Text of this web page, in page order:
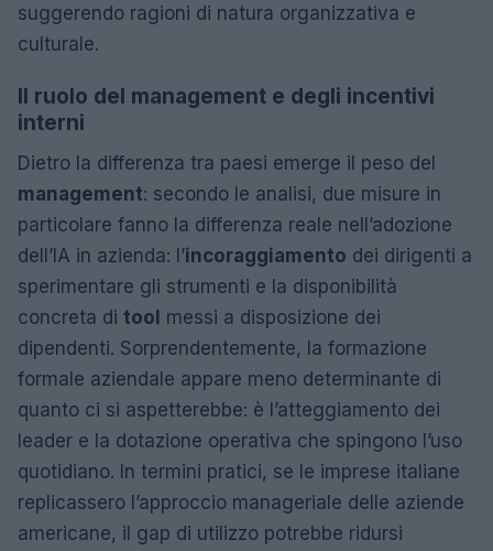
suggerendo ragioni di natura organizzativa e
culturale.
Il ruolo del management e degli incentivi
interni
Dietro la differenza tra paesi emerge il peso del
management: secondo le analisi, due misure in
particolare fanno la differenza reale nell’adozione
dell’IA in azienda: l’incoraggiamento dei dirigenti a
sperimentare gli strumenti e la disponibilità
concreta di tool messi a disposizione dei
dipendenti. Sorprendentemente, la formazione
formale aziendale appare meno determinante di
quanto ci si aspetterebbe: è l’atteggiamento dei
leader e la dotazione operativa che spingono l’uso
quotidiano. In termini pratici, se le imprese italiane
replicassero l’approccio manageriale delle aziende
americane, il gap di utilizzo potrebbe ridursi